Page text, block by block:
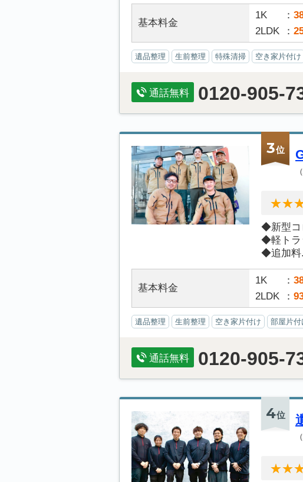
基本料金
1K
2LDK
遺品整理 生前整理 特殊清掃 空き家片付け
通話無料 0120-905-
3位
◆新型コ
◆軽トラ
◆追加料
基本料金
1K
2LDK
遺品整理 生前整理 空き家片付け 部屋片付
通話無料 0120-905-
4位